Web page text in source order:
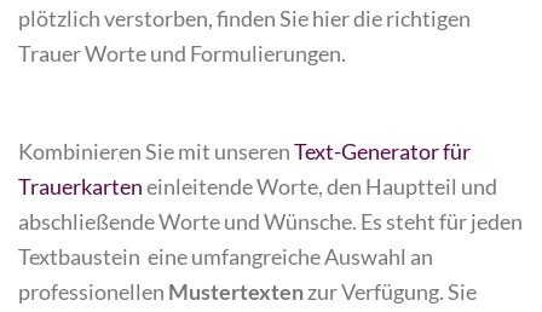
plötzlich verstorben, finden Sie hier die richtigen
Trauer Worte und Formulierungen.
Kombinieren Sie mit unserenText-Generator für
Trauerkarteneinleitende Worte, den Hauptteil und
abschließende Worte und Wünsche. Es steht für jeden
Textbaustein eine umfangreiche Auswahl an
professionellen Mustertextenzur Verfügung. Sie